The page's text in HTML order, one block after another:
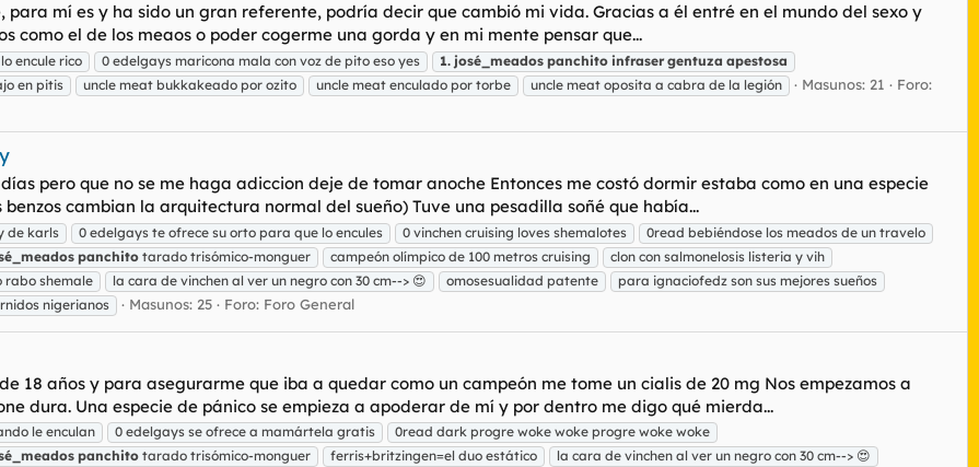
mí es y ha sido un gran referente, podría decir que cambió mi vida. Gracias a él entré en el mundo del sexo y
como el de los meaos o poder cogerme una gorda y en mi mente pensar que...
encule rico 0 edelgays maricona mala con voz de pito eso yes 1. josé_meados panchito infraser gentuza apestosa
en pitis uncle meat bukkakeado por ozito uncle meat enculado por torbe uncle meat oposita a cabra de la legión Masunos: 21
Foro:
pero que no se me haga adiccion deje de tomar anoche Entonces me costó dormir estaba como en una especie
cambian la arquitectura normal del sueño) Tuve una pesadilla soñé que había...
de karls 0 edelgays te ofrece su orto para que lo encules 0 vinchen cruising loves shemalotes
0read bebiéndose los meados de un travelo
panchito tarado trisómico-monguer campeón olímpico de 100 metros cruising
clon con salmonelosis listeria y vih
rabo shemale la cara de vinchen al ver un negro con 30 cm--> 😍 omosesualidad patente
para ignaciofedz son sus mejores sueños
nigerianos Masunos: 25 Foro: Foro General
18 años y para asegurarme que iba a quedar como un campeón me tome un cialis de 20 mg Nos empezamos a
dura. Una especie de pánico se empieza a apoderar de mí y por dentro me digo qué mierda...
le enculan 0 edelgays se ofrece a mamártela gratis
0read dark progre woke woke progre woke woke
panchito tarado trisómico-monguer ferris+britzingen=el duo estático
la cara de vinchen al ver un negro con 30 cm--> 😍